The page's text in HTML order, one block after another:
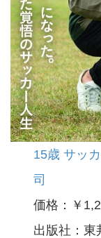
15歳 サッ
司
価格：￥
出版社：東